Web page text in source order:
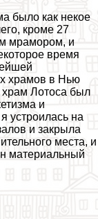
было как некое
кроме 27
мрамором, и
время
храмов в Нью
Лотоса был
и
устроилась на
и закрыла
места, и
материальный